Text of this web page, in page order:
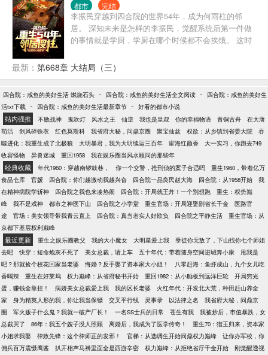
都市 完结
李振民穿越到四合院的世界54年，成为何雨柱的邻
居。 深知未来是怎样的李振民，觉醒系统后第一件做
的事情就是学厨，学厨在哪个时候都不会挨饿。 这时
后面叫哥。 许大茂也没未来的那么坏，缠着李振民要
做徒弟。 二大爷的大儿子刘光齐也还在大院，上高
厂，食堂主任，后勤主任，副厂长.... 易中海在贾东旭
死后转移养老索取对象？ 秦淮茹想吸血？ 李振
民：“滚，再来送你们吃花生米！” 何雨柱：“滚，你甚
至都不叫我一声何主任。” 许大茂：“滚，别打扰我学
习，我现在要考大学！”
最新： 第668章 大结局（三）
四合院：咸鱼的美好生活 燃烧石头 - 四合院：咸鱼的美好生活全文阅读 -
四合院：咸鱼的美好生
活txt下载 - 四合院：咸鱼的美好生活最新章节 - 好看的都市小说
站内强推 不败战神 鬼吹灯 风水之王 仙逆 我也是皇叔 你的幸福物语 青铜古舟
在大唐
苟活
剑风碎铁衣 红色莫斯科 我省府大秘，问鼎京圈 聚宝仙盆 权欲：从乡镇到省委大院
吞
噬进化：我重生成了北极狼
大明暴君，我为大明续运三百年 宦海红颜香
大一实习，你跑去749
收容怪物
异兽迷城 重回1958 我在娱乐圈当风水顾问的那些年
经典收藏 年代1960：穿越南锣鼓巷， 你一个交警，抢刑侦的案子合适吗
重生1960，带着亿万
食品仓库
官媛 四合院：你们越激动我越兴奋 四合院一品良民赵大海 四合院：从1958开始
我
在精神病院学斩神
四合院之我也来凑热闹 四合院：开局就王炸！一个别想跑
重生：权势巅
峰
我不是戏神 都市之神医下山 四合院之小学堂 重生官场：开局迎娶副省长千金
医路官
途
官场：美女领导带我青云直上 四合院：真当老实人好欺负 四合院之平静生活
重生官场：从
京都下基层权利巅峰
最近更新 重生之娱乐圈教父 我的大小魔女 大明星爱上我
孽徒你无敌了，下山找你七个师姐
去吧
快穿：短命炮灰不死了 美女总裁，请上车 五十年代：带着随身空间进城奔小康
甩我是
吧？那就捡个校花回家当老婆
悔婚？反手娶了资本家大小姐！
八零赶海：鱼虾成山，九个女儿吃
香喝辣
重生在好莱坞 权力巅峰：从省府秘书开始 重回1982：从小舢板到远洋巨轮
开局穷光
蛋，赚钱全靠挂！
病娇美女总裁爱上我 我的区长老婆
火红年代：开发北大荒，种田赶山养全
家
身为精英人形的我，你让我当保镖 交叉平行线 灵事录 以法律之名
我省府大秘，问鼎京
圈
军火贩子什么鬼？我就一破产厂长！ 一名SS士兵的日常 苍生有我
我被炒后，市值暴跌，女
总裁哭了
86年：我五个嫂子没人照顾 离婚后，我成为了医学传奇！
重生70：猎王归来，资本家
小姐求我娶
律政先锋：这个律师正的发邪！ 官梯：从选调生开始问鼎权力巅峰
让你办军校，你
佣兵百万震慑鹰酱
扒开相声马褂里面全是西游辛密 权力巅峰：从拒绝省厅千金开始
刚觉醒透视